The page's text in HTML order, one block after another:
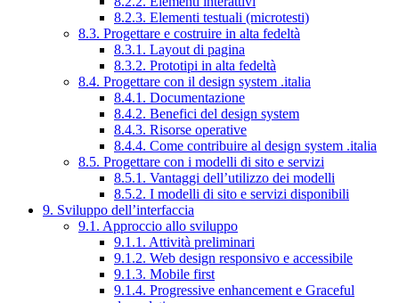
8.2.3. Elementi testuali (microtesti)
8.3. Progettare e costruire in alta fedeltà
8.3.1. Layout di pagina
8.3.2. Prototipi in alta fedeltà
8.4. Progettare con il design system .italia
8.4.1. Documentazione
8.4.2. Benefici del design system
8.4.3. Risorse operative
8.4.4. Come contribuire al design system .italia
8.5. Progettare con i modelli di sito e servizi
8.5.1. Vantaggi dell’utilizzo dei modelli
8.5.2. I modelli di sito e servizi disponibili
9. Sviluppo dell’interfaccia
9.1. Approccio allo sviluppo
9.1.1. Attività preliminari
9.1.2. Web design responsivo e accessibile
9.1.3. Mobile first
9.1.4. Progressive enhancement e Graceful